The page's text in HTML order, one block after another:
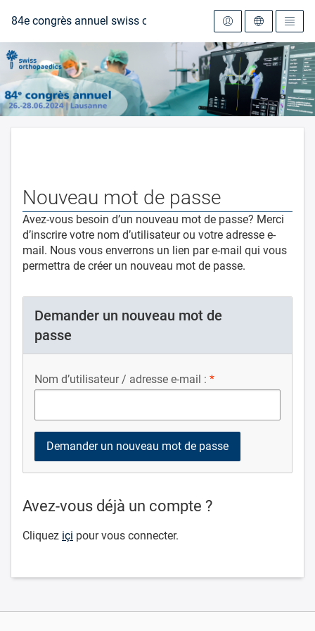
Vers la page d'accueil
84e congrès annuel swiss orthopaedics
Nouveau mot de passe
Avez-vous besoin d’un nouveau mot de passe? Merci
d’inscrire votre nom d’utilisateur ou votre adresse e-
mail. Nous vous enverrons un lien par e-mail qui vous
permettra de créer un nouveau mot de passe.
Demander un nouveau mot de
passe
Nom d’utilisateur / adresse e-mail :
Avez-vous déjà un compte ?
Cliquez içi pour vous connecter.